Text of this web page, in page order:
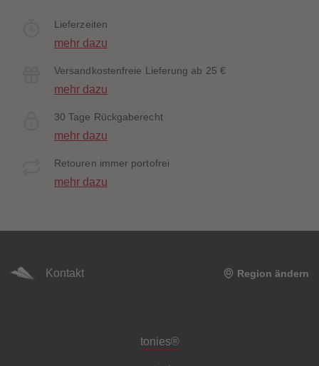
Lieferzeiten
mehr dazu
Versandkostenfreie Lieferung ab 25 €
mehr dazu
30 Tage Rückgaberecht
mehr dazu
Retouren immer portofrei
mehr dazu
Kontakt Region ändern
Meta-Navigation Footer
tonies®